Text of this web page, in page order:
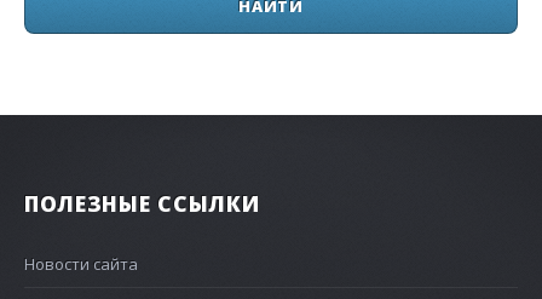
ПОЛЕЗНЫЕ ССЫЛКИ
Новости сайта